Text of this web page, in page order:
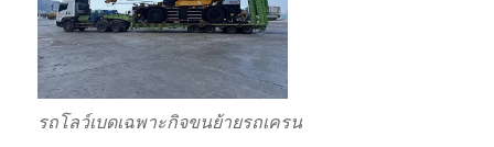
รถโลว์เบดเฉพาะกิจขนย้ายรถเครน